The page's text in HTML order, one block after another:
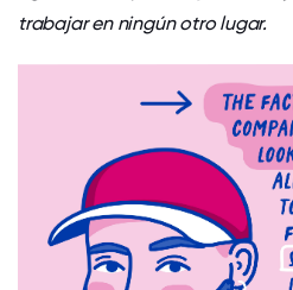
trabajar en ningún otro lugar.